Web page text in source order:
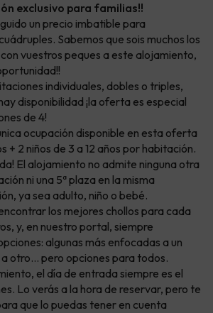
exclusivo para familias!!
un precio imbatible para
Sabemos que sois muchos los
vuestros peques a este alojamiento,
individuales, dobles o triples,
disponibilidad ¡la oferta es especial
de 4!
ocupación disponible en esta oferta
+ 2 niños de 3 a 12 años por habitación.
El alojamiento no admite ninguna otra
ni una 5ª plaza en la misma
ya sea adulto, niño o bebé.
los mejores chollos para cada
y, en nuestro portal, siempre
algunas más enfocadas a un
otro... pero opciones para todos.
el día de entrada siempre es el
Lo verás a la hora de reservar, pero te
que lo puedas tener en cuenta